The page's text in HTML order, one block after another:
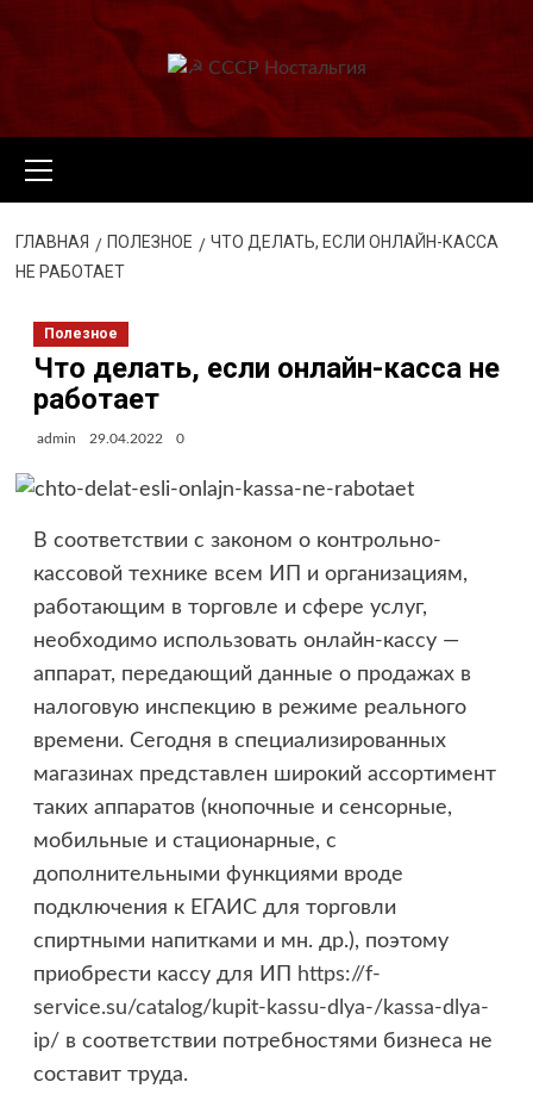
меню
ГЛАВНАЯ ПОЛЕЗНОЕ
ЧТО ДЕЛАТЬ, ЕСЛИ ОНЛАЙН-КАССА
НЕ РАБОТАЕТ
Полезное
Что делать, если онлайн-касса не
работает
admin 29.04.2022 0
В соответствии с законом о контрольно-
кассовой технике всем ИП и организациям,
работающим в торговле и сфере услуг,
необходимо использовать онлайн-кассу —
аппарат, передающий данные о продажах в
налоговую инспекцию в режиме реального
времени. Сегодня в специализированных
магазинах представлен широкий ассортимент
таких аппаратов (кнопочные и сенсорные,
мобильные и стационарные, с
дополнительными функциями вроде
подключения к ЕГАИС для торговли
спиртными напитками и мн. др.), поэтому
приобрести кассу для ИП
https://f-
service.su/catalog/kupit-kassu-dlya-/kassa-dlya-
ip/ в соответствии потребностями бизнеса не
составит труда.